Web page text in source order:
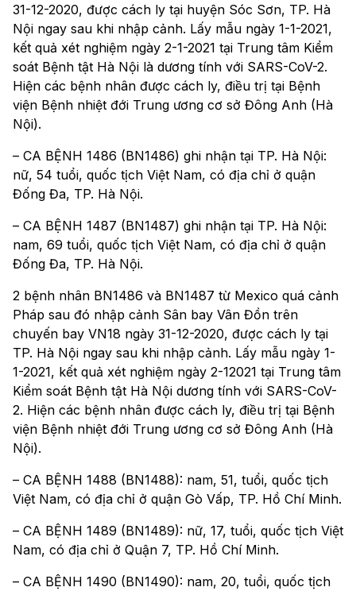
31-12-2020, được cách ly tại huyện Sóc Sơn, TP. Hà
Nội ngay sau khi nhập cảnh. Lấy mẫu ngày 1-1-2021,
kết quả xét nghiệm ngày 2-1-2021 tại Trung tâm Kiểm
soát Bệnh tật Hà Nội là dương tính với SARS-CoV-2.
Hiện các bệnh nhân được cách ly, điều trị tại Bệnh
viện Bệnh nhiệt đới Trung ương cơ sở Đông Anh (Hà
Nội).
– CA BỆNH 1486 (BN1486) ghi nhận tại TP. Hà Nội:
nữ, 54 tuổi, quốc tịch Việt Nam, có địa chỉ ở quận
Đống Đa, TP. Hà Nội.
– CA BỆNH 1487 (BN1487) ghi nhận tại TP. Hà Nội:
nam, 69 tuổi, quốc tịch Việt Nam, có địa chỉ ở quận
Đống Đa, TP. Hà Nội.
2 bệnh nhân BN1486 và BN1487 từ Mexico quá cảnh
Pháp sau đó nhập cảnh Sân bay Vân Đồn trên
chuyến bay VN18 ngày 31-12-2020, được cách ly tại
TP. Hà Nội ngay sau khi nhập cảnh. Lấy mẫu ngày 1-
1-2021, kết quả xét nghiệm ngày 2-12021 tại Trung tâm
Kiểm soát Bệnh tật Hà Nội dương tính với SARS-CoV-
2. Hiện các bệnh nhân được cách ly, điều trị tại Bệnh
viện Bệnh nhiệt đới Trung ương cơ sở Đông Anh (Hà
Nội).
– CA BỆNH 1488 (BN1488): nam, 51, tuổi, quốc tịch
Việt Nam, có địa chỉ ở quận Gò Vấp, TP. Hồ Chí Minh.
– CA BỆNH 1489 (BN1489): nữ, 17, tuổi, quốc tịch Việt
Nam, có địa chỉ ở Quận 7, TP. Hồ Chí Minh.
– CA BỆNH 1490 (BN1490): nam, 20, tuổi, quốc tịch